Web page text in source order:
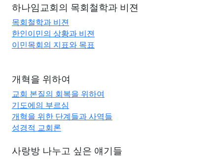
하나임교회의 목회철학과 비젼
목회철학과 비젼
한인이민의 상황과 비젼
이민목회의 지표와 목표
개혁을 위하여
교회 본질의 회복을 위하여
기도에의 부르심
개혁을 위한 단계들과 사역들
성경적 교회론
사랑방 나누고 싶은 얘기들